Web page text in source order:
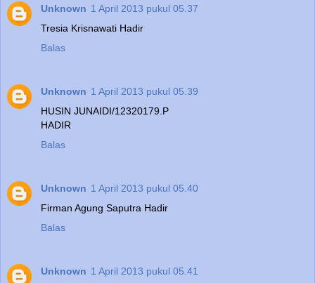
Unknown 1 April 2013 pukul 05.37
Tresia Krisnawati Hadir
Balas
Unknown 1 April 2013 pukul 05.39
HUSIN JUNAIDI/12320179.P
HADIR
Balas
Unknown 1 April 2013 pukul 05.40
Firman Agung Saputra Hadir
Balas
Unknown 1 April 2013 pukul 05.41